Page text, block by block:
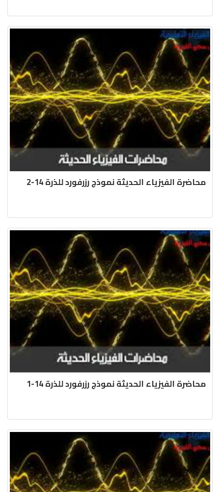
محاضرة الفيزياء الحديثة نموذج رزرفورد للذرة 14-2
محاضرة الفيزياء الحديثة نموذج رزرفورد للذرة 14-1